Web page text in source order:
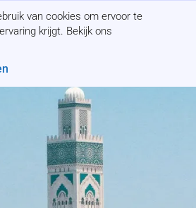
van cookies om ervoor te
krijgt. Bekijk ons
Offerte aanvragen